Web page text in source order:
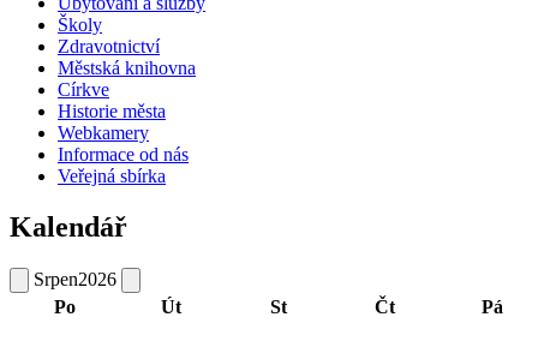
Školy
Zdravotnictví
Městská knihovna
Církve
Historie města
Webkamery
Informace od nás
Veřejná sbírka
Kalendář
Srpen2026
Po
Út St Čt Pá